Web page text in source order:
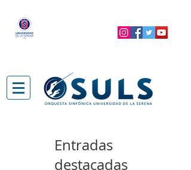
Entradas
destacadas